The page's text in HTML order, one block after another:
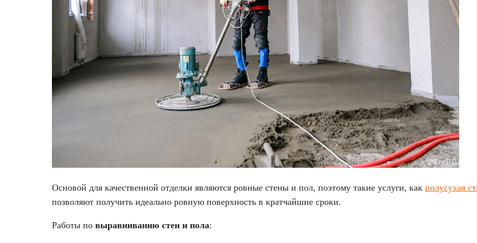
Основой для качественной отделки являются ровные стены и пол, поэтому такие услуги, как полусухая
позволяют получить идеально ровную поверхность в кратчайшие сроки.
Работы по выравниванию стен и пола: